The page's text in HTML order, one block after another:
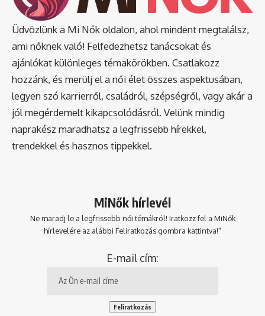
Üdvözlünk a Mi Nők oldalon, ahol mindent megtalálsz,
ami nőknek való! Felfedezhetsz tanácsokat és
ajánlókat különleges témakörökben. Csatlakozz
hozzánk, és merülj el a női élet összes aspektusában,
legyen szó karrierről, családról, szépségről, vagy akár a
jól megérdemelt kikapcsolódásról. Velünk mindig
naprakész maradhatsz a legfrissebb hírekkel,
trendekkel és hasznos tippekkel.
MiNők hírlevél
Ne maradj le a legfrissebb női témákról! Iratkozz fel a MiNők
hírlevelére az alábbi Feliratkozás gombra kattintva!"
E-mail cím: